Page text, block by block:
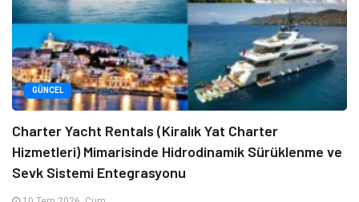
GÜNCEL
Charter Yacht Rentals (Kiralık Yat Charter
Hizmetleri) Mimarisinde Hidrodinamik Sürüklenme ve
Sevk Sistemi Entegrasyonu